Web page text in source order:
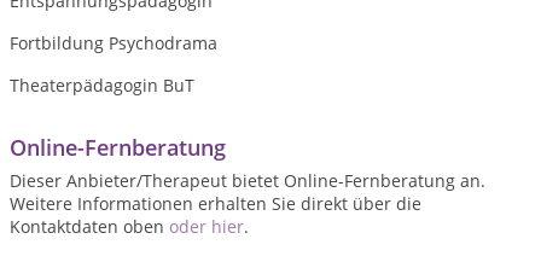
Fortbildung Psychodrama
Theaterpädagogin BuT
Online-Fernberatung
Dieser Anbieter/Therapeut bietet Online-Fernberatung an.
Weitere Informationen erhalten Sie direkt über die
Kontaktdaten oben oder hier.